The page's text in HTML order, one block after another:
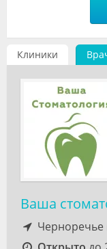
Клиники
Ваша
Черноречье